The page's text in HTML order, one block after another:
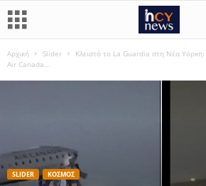
Αρχική Slider
Κλειστό το La Guardia στη Νέα
Air Canada...
SLIDER ΚΟΣΜΟΣ